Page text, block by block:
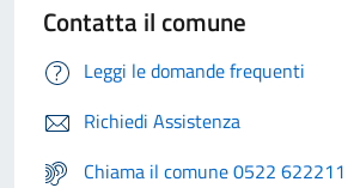
Contatta il comune
Leggi le domande frequenti
Richiedi Assistenza
Chiama il comune 0522 622211